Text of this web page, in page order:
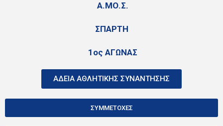
Α.ΜΟ.Σ.
ΣΠΑΡΤΗ
1ος ΑΓΩΝΑΣ
ΑΔΕΙΑ ΑΘΛΗΤΙΚΗΣ ΣΥΝΑΝΤΗΣΗΣ
ΣΥΜΜΕΤΟΧΕΣ